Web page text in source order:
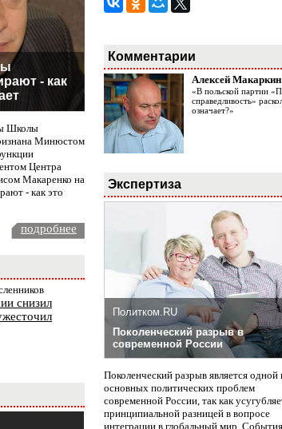
- как
Школы
Минюстом
Центра
Макаренко на
- как это
подробнее
снизил
Комментарии
Алексей
«В польской партии
справедливость»
означает?»
Экспертиза
Политком.RU
Поколенческий разрыв в
современной России
Поколенческий разрыв является одной
основных политических проблем
современной России, так как
принципиальной разницей в вопросе
интеграции в глобальный мир. События